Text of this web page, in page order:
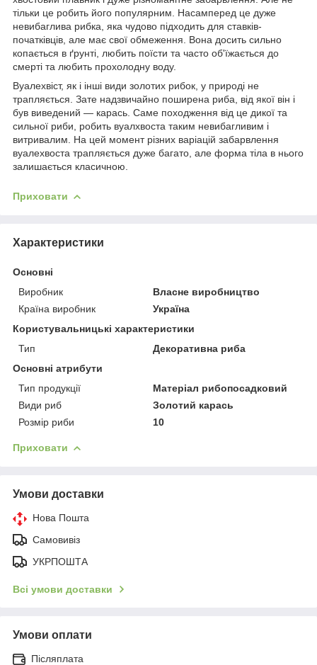
тільки це робить його популярним. Насамперед це дуже
невибаглива рибка, яка чудово підходить для ставків-
початківців, але має свої обмеження. Вона досить сильно
копається в ґрунті, любить поїсти та часто об'їжається до
смерті та любить прохолодну воду.
Вуалехвіст, як і інші види золотих рибок, у природі не
трапляється. Зате надзвичайно поширена риба, від якої він і
був виведений — карась. Саме походження від це дикої та
сильної риби, робить вуалхвоста таким невибагливим і
витривалим. На цей момент різних варіацій забарвлення
вуалехвоста трапляється дуже багато, але форма тіла в нього
залишається класичною.
Приховати
Характеристики
Основні
Виробник
Власне виробництво
Країна виробник
Україна
Користувальницькі характеристики
Тип
Декоративна риба
Основні атрибути
Тип продукції
Матеріал рибопосадковий
Види риб
Золотий карась
Розмір риби
10
Приховати
Умови доставки
Нова Пошта
Самовивіз
УКРПОШТА
Всі умови доставки
Умови оплати
Післяплата